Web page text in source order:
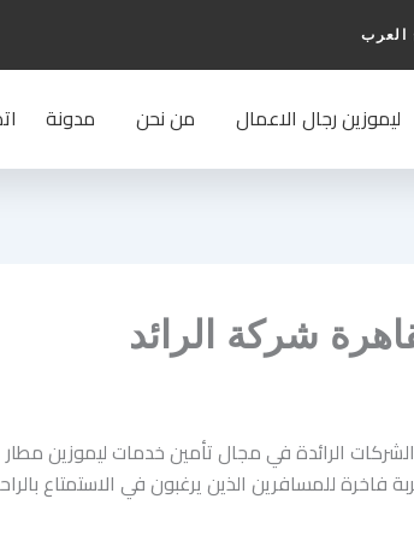
العرب
ليموزين رجال الاعمال من نحن مدونة
شركة الرائد
الرائدة في مجال تأمين خدمات ليموزين مطار
فاخرة للمسافرين الذين يرغبون في الاستمتاع